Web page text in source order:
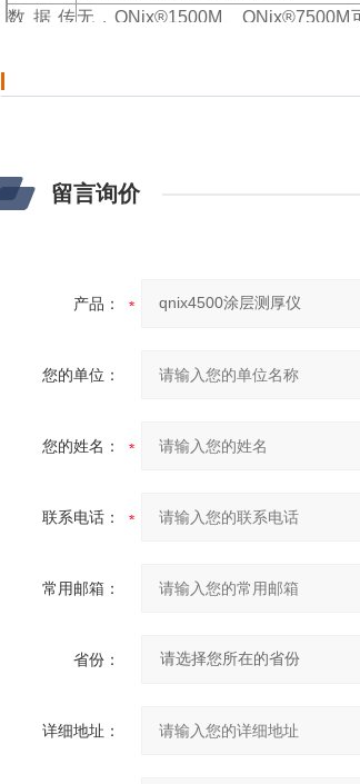
数据传无，QNix®1500M、QNix®7500M
留言询价
产品：
您的单位：
您的姓名：
联系电话：
常用邮箱：
省份：
详细地址：